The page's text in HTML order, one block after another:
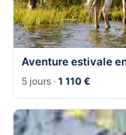
Aventure estivale
5 jours ·1 110 €